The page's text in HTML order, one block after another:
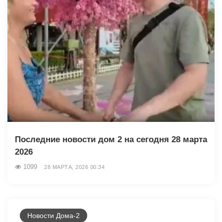
Последние новости дом 2 на сегодня 28 марта
2026
1099 28 МАРТА, 2026 00:34
Новости Дома-2